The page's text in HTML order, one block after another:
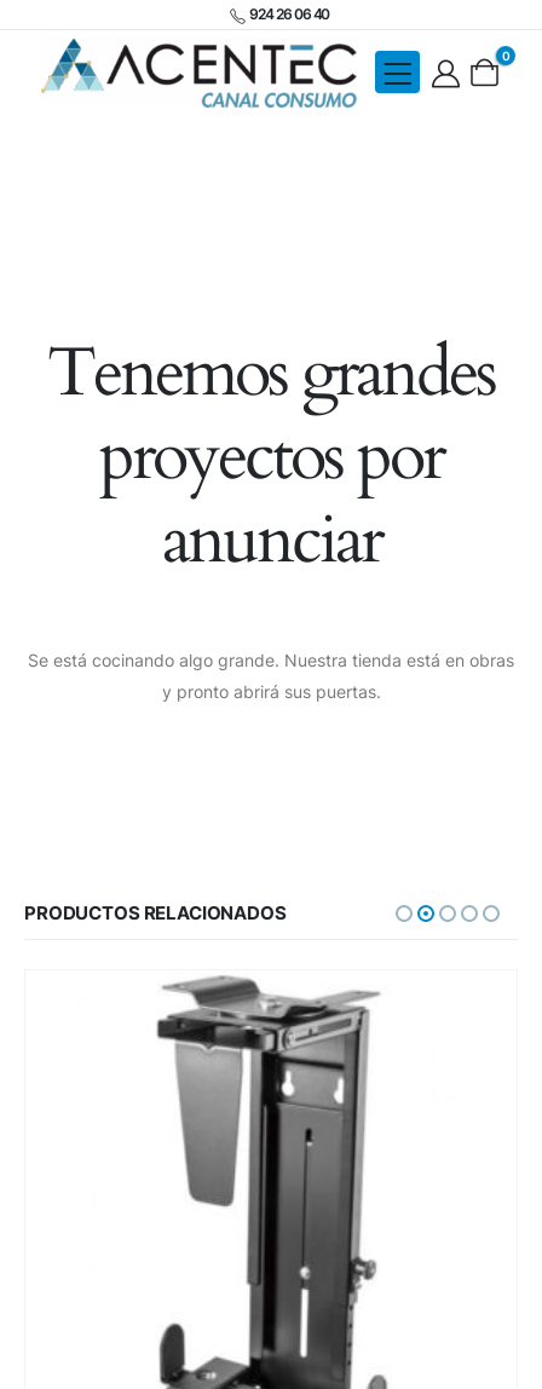
924 26 06 40
0
Tenemos grandes
proyectos por
anunciar
Se está cocinando algo grande. Nuestra tienda está en obras
y pronto abrirá sus puertas.
PRODUCTOS RELACIONADOS